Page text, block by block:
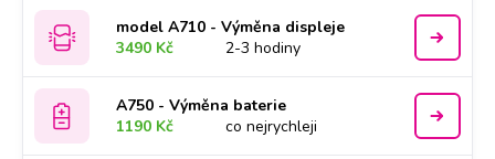
model A710 - Výměna displeje
3490 Kč
2-3 hodiny
A750 - Výměna baterie
1190 Kč
co nejrychleji